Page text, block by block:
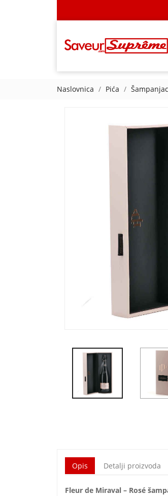
Naslovnica Pića Šampanjac
Opis Detalji proizvoda
Fleur de Miraval – Rosé